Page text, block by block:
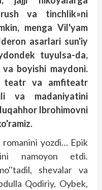
va tinchlik»ni
menga Vil'yam
asarlari sun'iy
tuyulsa-da,
boyishi maydoni.
teatr va amfiteatr
va madaniyatini
Ibrohimovni
romanini yozdi… Epik
namoyon etdi.
shevalar va
Qodiriy, Oybek,